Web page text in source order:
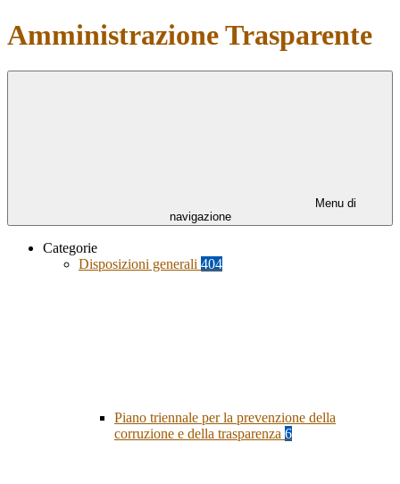
Amministrazione Trasparente
Menu di
navigazione
Categorie
Disposizioni generali 404
Piano triennale per la prevenzione della
corruzione e della trasparenza 6